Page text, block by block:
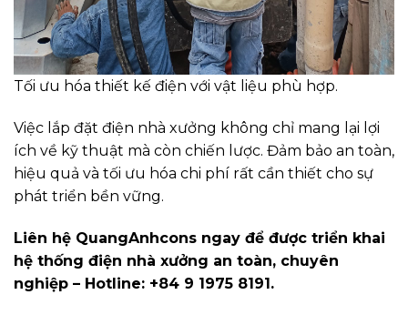
Tối ưu hóa thiết kế điện với vật liệu phù hợp.
Việc lắp đặt điện nhà xưởng không chỉ mang lại lợi
ích về kỹ thuật mà còn chiến lược. Đảm bảo an toàn,
hiệu quả và tối ưu hóa chi phí rất cần thiết cho sự
phát triển bền vững.
Liên hệ QuangAnhcons ngay để được triển khai
hệ thống điện nhà xưởng an toàn, chuyên
nghiệp – Hotline: +84 9 1975 8191.